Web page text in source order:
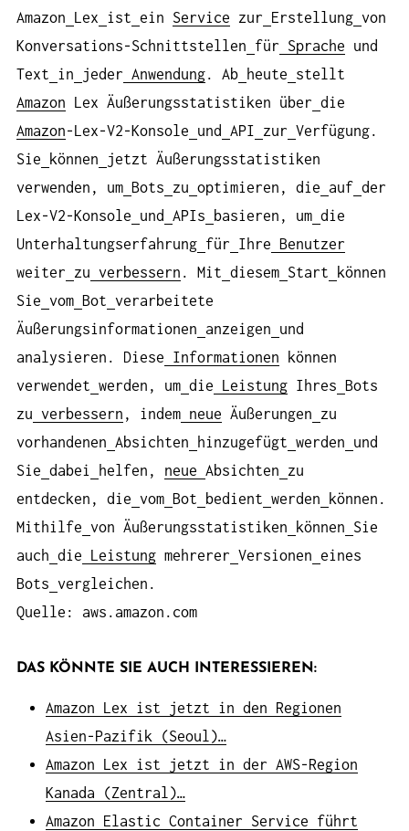
Amazon Lex ist ein Service zur Erstellung von
Konversations-Schnittstellen
für Sprache und
Text
in jeder Anwendung. Ab heute
stellt
Amazon Lex Äußerungsstatistiken über die
Amazon-Lex-V2-Konsole und API zur Verfügung.
Sie
können
jetzt Äußerungsstatistiken
verwenden, um Bots zu optimieren, die auf der
Lex-V2-Konsole
und APIs basieren, um die
Unterhaltungserfahrung für Ihre Benutzer
weiter
zu verbessern . Mit diesem Start
können
Sie vom Bot verarbeitete
Äußerungsinformationen
anzeigen
und
analysieren. Diese Informationen können
verwendet werden, um die Leistung Ihres Bots
zu verbessern , indem neue Äußerungen
zu
vorhandenen Absichten hinzugefügt werden
und
Sie dabei helfen, neue Absichten
zu
entdecken, die vom Bot bedient werden
können.
Mithilfe von Äußerungsstatistiken können
Sie
auch die Leistung mehrerer Versionen eines
Bots vergleichen.
Quelle: aws.amazon.com
DAS KÖNNTE SIE AUCH INTERESSIEREN:
Amazon Lex ist jetzt in den Regionen
Asien-Pazifik (Seoul)…
Amazon Lex ist jetzt in der AWS-Region
Kanada (Zentral)…
Amazon Elastic Container Service führt